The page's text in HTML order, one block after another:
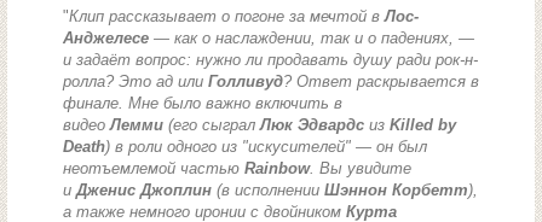
"Клип рассказывает о погоне за мечтой вЛос-
Анджелесе — как о наслаждении, так и о падениях, —
и задаёт вопрос: нужно ли продавать душу ради рок-н-
ролла? Это ад или Голливуд? Ответ раскрывается в
финале. Мне было важно включить в
видеоЛемми (его сыгралЛюк Эдвардс из Killed by
Death) в роли одного из "искусителей" — он был
неотъемлемой частью Rainbow. Вы увидите
иДженис Джоплин (в исполнении Шэннон Корбетт),
а также немного иронии с двойником Курта